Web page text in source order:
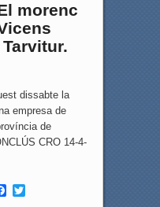
morenc
dissabte la
empresa de
de
CRO 14-4-
F
T